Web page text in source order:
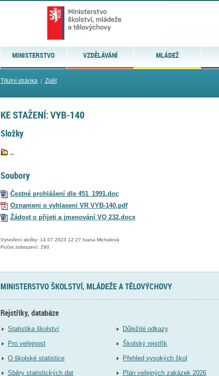
MINISTERSTVO VZDĚLÁVÁNÍ MLÁDEŽ
Titulní stránka| Zpět
KE STAŽENÍ: VYB-140
Složky
..
Soubory
Čestné prohlášení dle 451_1991.doc
Oznameni o vyhlaseni VR VYB-140.pdf
Žádost o přijeti a jmenování VO 232.docx
Vytvoření složky: 14.07.2023 12:27 Ivana Michalová
Počet zobrazení: 290
MINISTERSTVO ŠKOLSTVÍ, MLÁDEŽE A TĚLOVÝCHOVY
Rejstříky, databáze
Statistika školství
Pro veřejnost
O školské statistice
Sběry statistických dat
Důležité odkazy
Školský rejstřík
Přehled vysokých škol
Plán veřejných zakázek 2026